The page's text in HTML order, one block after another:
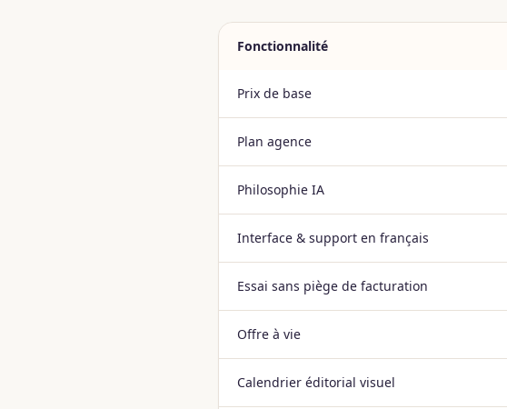
Fonctionnalité
Prix de base
Plan agence
Philosophie IA
Interface & support en français
Essai sans piège de facturation
Offre à vie
Calendrier éditorial visuel